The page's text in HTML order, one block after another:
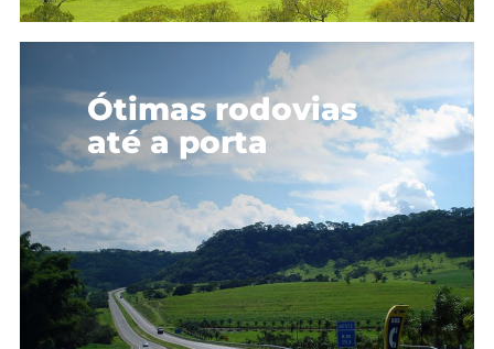
Ótimas rodovias
até a porta